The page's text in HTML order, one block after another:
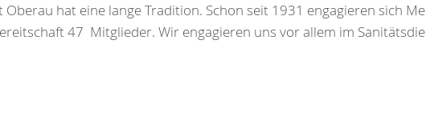
Oberau hat eine lange Tradition. Schon seit 1931 engagieren sich
47 Mitglieder. Wir engagieren uns vor allem im